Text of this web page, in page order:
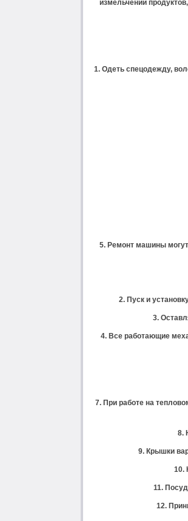
измельчении
1. Одеть спецодежду,
5. Ремонт машины
2. Пуск и
3.
4. Все работающие
7. При работе на
8.
9. Крышки
10.
11.
12.